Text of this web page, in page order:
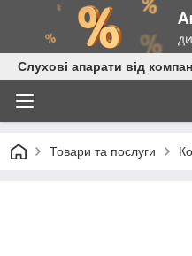
Слухові апарати від
Товари та послуги